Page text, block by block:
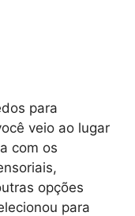
para
veio ao lugar
com os
opções
para